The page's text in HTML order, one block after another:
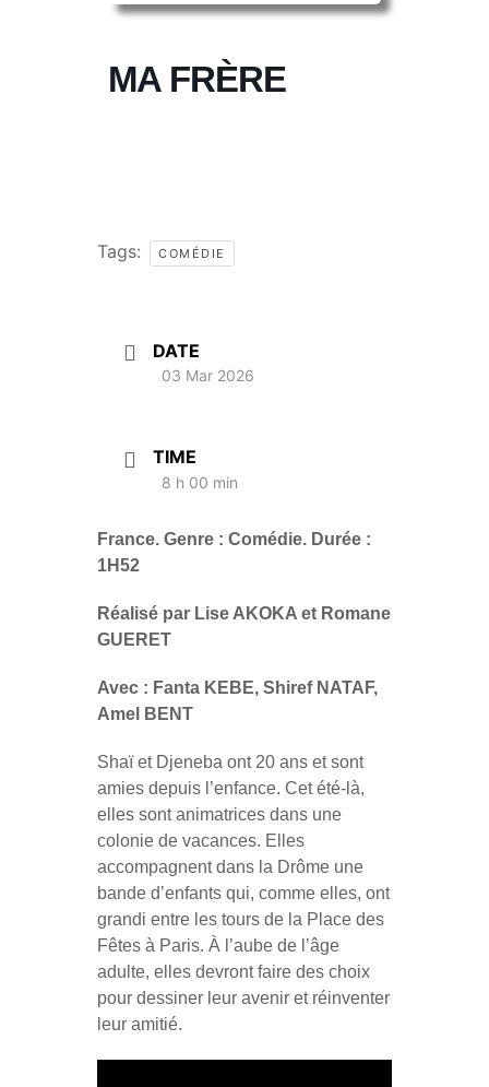
MA FRÈRE
Tags: COMÉDIE
DATE
03 Mar 2026
TIME
8 h 00 min
France. Genre : Comédie. Durée :
1H52
Réalisé par Lise AKOKA et Romane
GUERET
Avec : Fanta KEBE, Shiref NATAF,
Amel BENT
Shaï et Djeneba ont 20 ans et sont
amies depuis l’enfance. Cet été-là,
elles sont animatrices dans une
colonie de vacances. Elles
accompagnent dans la Drôme une
bande d’enfants qui, comme elles, ont
grandi entre les tours de la Place des
Fêtes à Paris. À l’aube de l’âge
adulte, elles devront faire des choix
pour dessiner leur avenir et réinventer
leur amitié.